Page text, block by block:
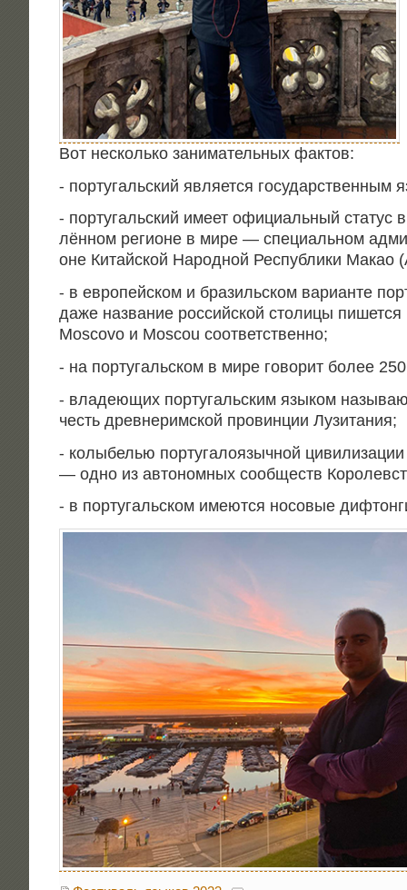
Вот несколь­ко зани­ма­тель­ных фактов:
⁃ пор­ту­галь­ский явля­ет­ся госу­дар­ствен­ным
⁃ пор­ту­галь­ский име­ет офи­ци­аль­ный ста­тус
лён­ном реги­оне в мире — спе­ци­аль­ном
оне Китай­ской Народ­ной Рес­пуб­ли­ки Макао
⁃ в евро­пей­ском и бра­зиль­ском вари­ан­те
даже назва­ние рос­сий­ской сто­ли­цы пишет­ся
Moscovo и Moscou соответственно;
⁃ на пор­ту­галь­ском в мире гово­рит более
⁃ вла­де­ю­щих пор­ту­галь­ским язы­ком
честь древ­не­рим­ской про­вин­ции Лузитания;
⁃ колы­бе­лью пор­ту­га­ло­языч­ной циви­ли­за­ции
— одно из авто­ном­ных сооб­ществ
⁃ в пор­ту­галь­ском име­ют­ся носо­вые